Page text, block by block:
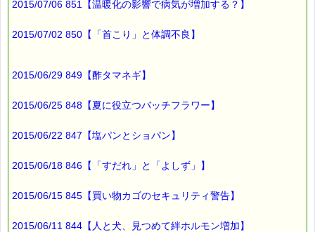
有効期限 ：2015/10/15(木)まで
───────────────────────────────
割引き金額は、買い物カゴで内容確認する際に決定します。
当たる確率は（1等：5% 2等：10% 3等：85%）です。
※バッチフラワー関連商品・関連書籍、セット商品は対象外で
※単品でも「こころ・サポート」などの割引き商品は対象外で
す。
※携帯サイトではご利用いただけません。
→https://pass-thyme.com/info/#coupon
このメールはｅパスタイムをご利用（ご注文、お問い合わせ、プ
2015/07/06 851【温暖化の影響で病気が増加する？】
2015/07/02 850【「首こり」と体調不良】
2015/06/29 849【酢タマネギ】
2015/06/25 848【夏に役立つバッチフラワー】
2015/06/22 847【塩パンとショパン】
2015/06/18 846【「すだれ」と「よしず」】
2015/06/15 845【買い物カゴのセキュリティ警告】
2015/06/11 844【人と犬、見つめて絆ホルモン増加】